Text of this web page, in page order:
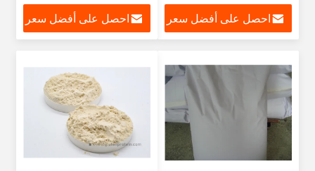
احصل على أفضل سعر احصل على أفضل سعر